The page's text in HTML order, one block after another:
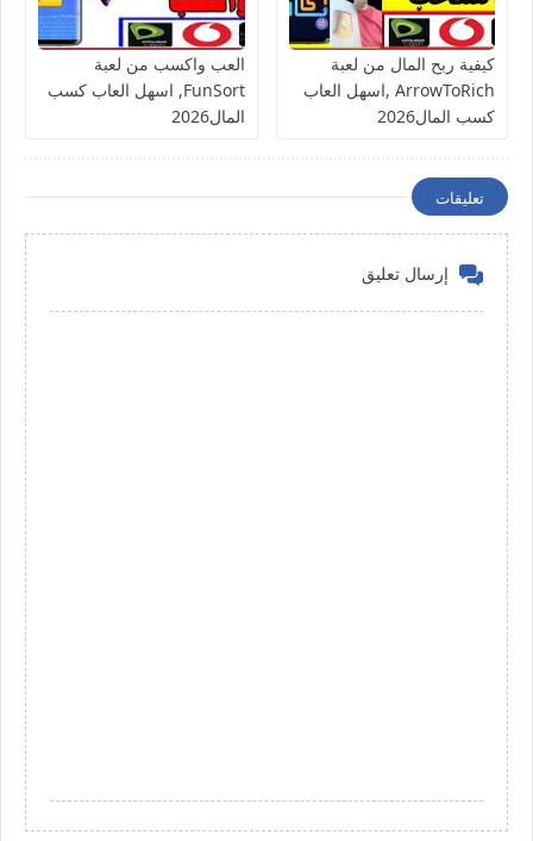
كيفية ربح المال من لعبة
ArrowToRich ,اسهل العاب
كسب المال2026
العب واكسب من لعبة
FunSort, اسهل العاب كسب
المال2026
تعليقات
إرسال تعليق